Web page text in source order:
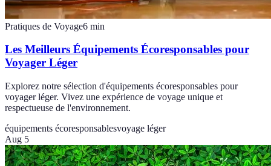
Pratiques de Voyage6 min
Les Meilleurs Équipements Écoresponsables pour
Voyager Léger
Explorez notre sélection d'équipements écoresponsables pour
voyager léger. Vivez une expérience de voyage unique et
respectueuse de l'environnement.
équipements écoresponsablesvoyage léger
Aug 5